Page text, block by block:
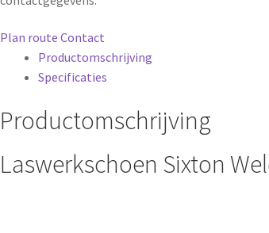
Plan route Contact
Productomschrijving
Specificaties
Productomschrijving
Laswerkschoen Sixton